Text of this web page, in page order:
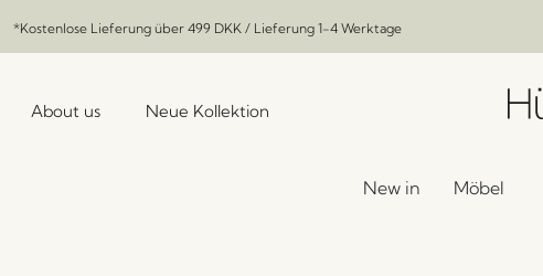
*Kostenlose Lieferung über 499 DKK / Lieferung 1-4 Werktage
About us Neue Kollektion
New in Möbel